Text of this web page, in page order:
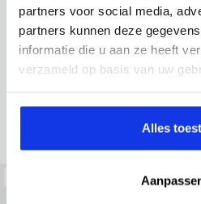
partners voor social media,
partners kunnen deze
informatie die u aan ze heeft
verzameld op basis van uw
Alles
Hybride
achteruitrijcamera
Apple
Kopen
Op aanvraag